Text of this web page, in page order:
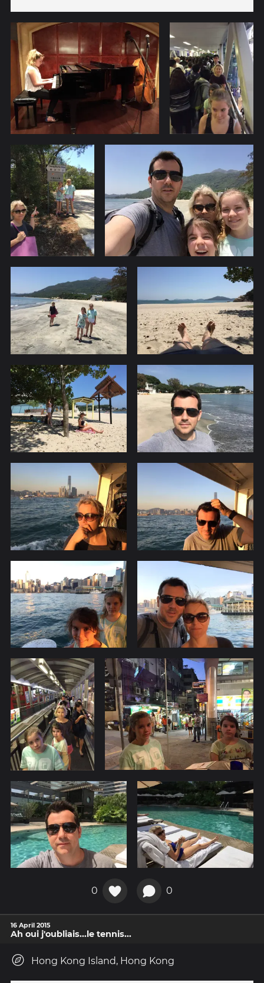
0 0
16 April 2015
Ah oui j'oubliais...le tennis...
Hong Kong Island, Hong Kong